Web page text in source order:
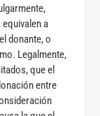
a
donante, o
Legalmente,
que el
entre